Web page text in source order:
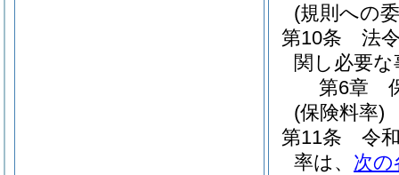
(規則への
第10条
法
関し必要
第6章
(保険料率)
第11条
令
率は、 次の